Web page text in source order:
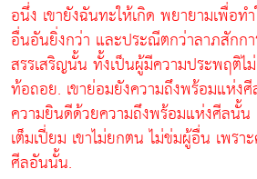
อนึ่ง เขายังฉันทะให้เกิด พยายามเพื่อท
อื่นอันยิ่งกว่า และประณีตกว่าลาภสักก
สรรเสริญนั้น ทั้งเป็นผู้มีความประพฤติไ
ท้อถอย. เขาย่อมยังความถึงพร้อมแห่งศี
ความยินดีด้วยความถึงพร้อมแห่งศีลนั้น
เต็มเปี่ยม เขาไม่ยกตน ไม่ข่มผู้อื่น เพร
ศีลอันนั้น.